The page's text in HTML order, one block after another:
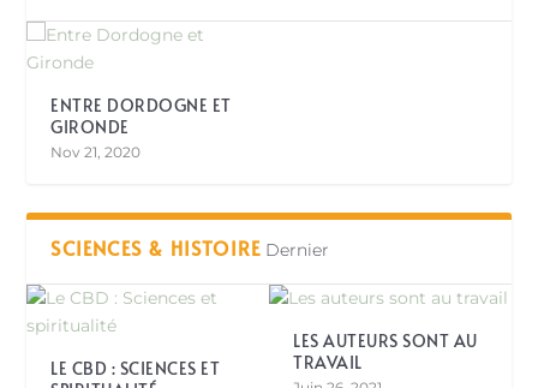
ENTRE DORDOGNE ET
GIRONDE
Nov 21, 2020
SCIENCES & HISTOIRE Dernier
LE CBD : SCIENCES ET
LES AUTEURS SONT AU
TRAVAIL